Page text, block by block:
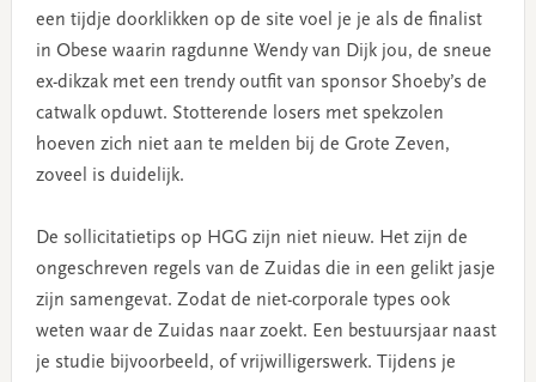
een tijdje doorklikken op de site voel je je als de finalist
in Obese waarin ragdunne Wendy van Dijk jou, de sneue
ex-dikzak met een trendy outfit van sponsor Shoeby’s de
catwalk opduwt. Stotterende losers met spekzolen
hoeven zich niet aan te melden bij de Grote Zeven,
zoveel is duidelijk.
De sollicitatietips op HGG zijn niet nieuw. Het zijn de
ongeschreven regels van de Zuidas die in een gelikt jasje
zijn samengevat. Zodat de niet-corporale types ook
weten waar de Zuidas naar zoekt. Een bestuursjaar naast
je studie bijvoorbeeld, of vrijwilligerswerk. Tijdens je